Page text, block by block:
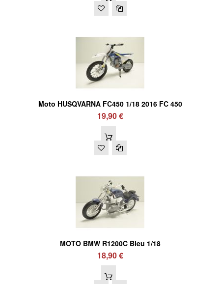
Moto HUSQVARNA FC450 1/18 2016 FC 450
19,90 €
MOTO BMW R1200C Bleu 1/18
18,90 €